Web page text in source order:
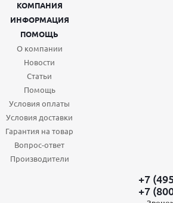
КОМПАНИЯ
ИНФОРМАЦИЯ
ПОМОЩЬ
О компании
Новости
Статьи
Помощь
Условия оплаты
Условия доставки
Гарантия на товар
Вопрос-ответ
Производители
+7
+7